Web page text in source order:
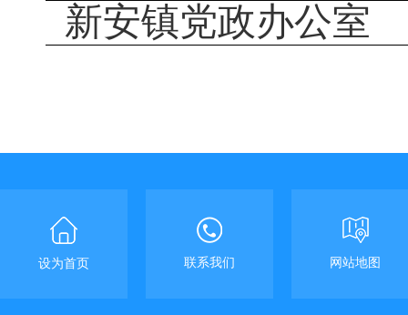
新安镇党政办公室
设为首页 联系我们 网站地图